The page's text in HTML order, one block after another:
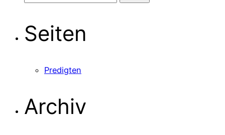
Seiten
Predigten
Archiv